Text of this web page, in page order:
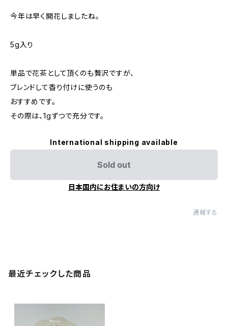
今年は早く開花しましたね。
5g入り
単品で花茶として頂くのも贅沢ですが、
ブレンドして香り付けに使うのも
おすすめです。
その際は、1gずつで充分です。
International shipping available
Sold out
日本国内にお住まいの方向け
通報する
最近チェックした商品